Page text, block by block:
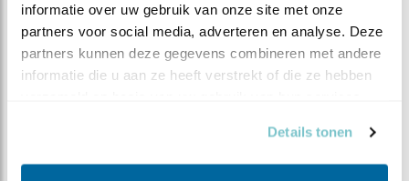
informatie over uw gebruik van onze site met onze
partners voor social media, adverteren en analyse. Deze
partners kunnen deze gegevens combineren met andere
informatie die u aan ze heeft verstrekt of die ze hebben
Details tonen
Kerkuil op het dak